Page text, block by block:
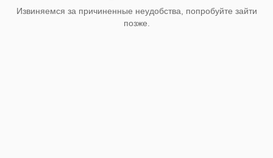
Извиняемся за причиненные неудобства, попробуйте зайти
позже.